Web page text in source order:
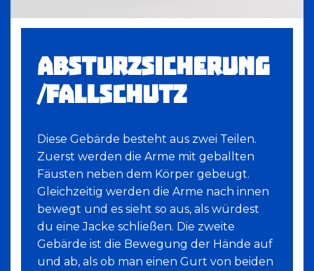
ABSTURZSICHERUNG
/FALLSCHUTZ
Diese Gebärde besteht aus zwei Teilen.
Zuerst werden die Arme mit geballten
Fäusten neben dem Körper gebeugt.
Gleichzeitig werden die Arme nach innen
bewegt und es sieht so aus, als würdest
du eine Jacke schließen. Die zweite
Gebärde ist die Bewegung der Hände auf
und ab, als ob man einen Gurt von beiden